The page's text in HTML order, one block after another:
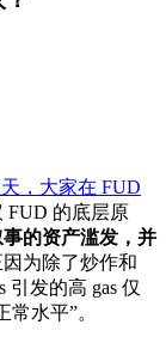
，大家在 FUD
FUD 的底层原
的资产滥发，并
为除了炒作和
引发的高 gas 仅
水平”。